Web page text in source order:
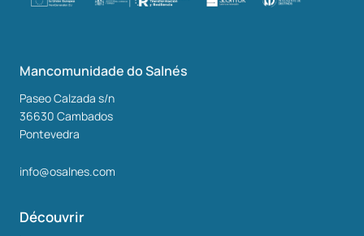
Mancomunidade do Salnés
Paseo Calzada s/n
36630 Cambados
Pontevedra
info@osalnes.com
Découvrir